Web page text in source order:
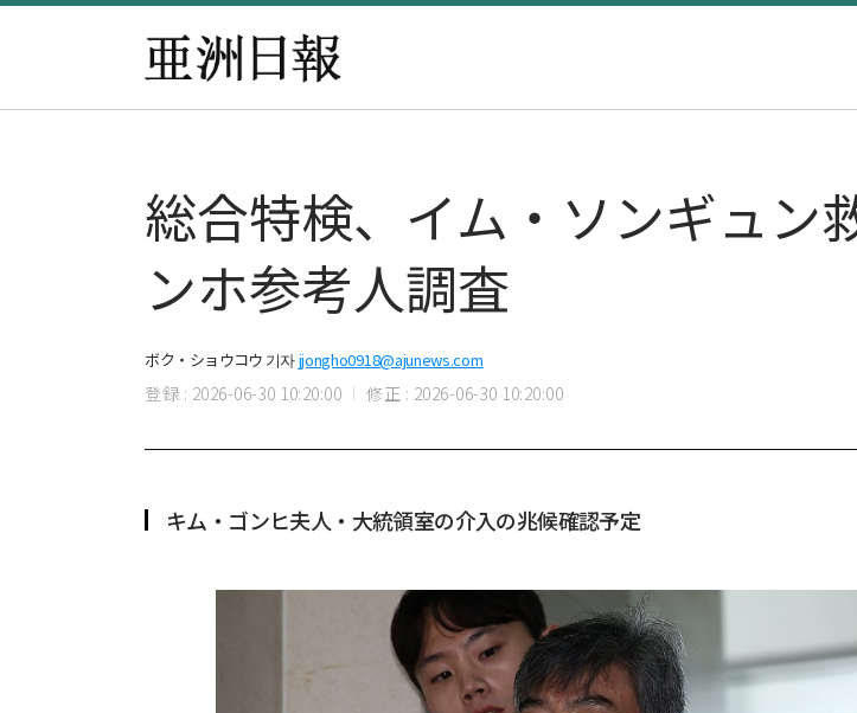
総合特検、イム・ソンギュン
ンホ参考人調査
ボク・ショウコウ 기자jjongho0918@ajunews.com
登録 : 2026-06-30 10:20:00 修正 : 2026-06-30 10:20:00
キム・ゴンヒ夫人・大統領室の介入の兆候確認予定